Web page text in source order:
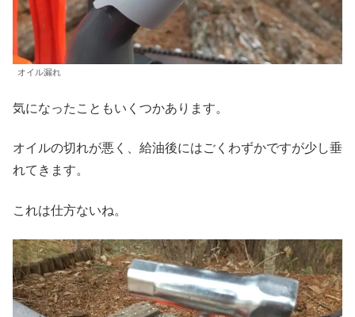
オイル漏れ
気になったこともいくつかあります。
オイルの切れが悪く、給油後にはごくわずかですが少し垂
れてきます。
これは仕方ないね。